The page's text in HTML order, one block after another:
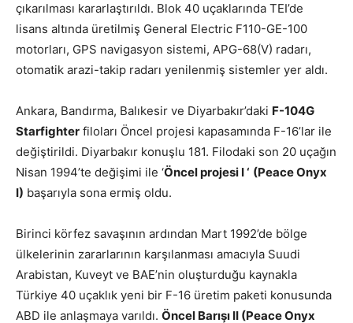
çıkarılması kararlaştırıldı. Blok 40 uçaklarında TEI’de
lisans altında üretilmiş General Electric F110-GE-100
motorları, GPS navigasyon sistemi, APG-68(V) radarı,
otomatik arazi-takip radarı yenilenmiş sistemler yer aldı.
Ankara, Bandırma, Balıkesir ve Diyarbakır’daki F-104G
Starfighter filoları Öncel projesi kapasamında F-16’lar ile
değiştirildi. Diyarbakır konuşlu 181. Filodaki son 20 uçağın
Nisan 1994’te değişimi ile ‘Öncel projesi I ‘ (Peace Onyx
I) başarıyla sona ermiş oldu.
Birinci körfez savaşının ardından Mart 1992’de bölge
ülkelerinin zararlarının karşılanması amacıyla Suudi
Arabistan, Kuveyt ve BAE’nin oluşturduğu kaynakla
Türkiye 40 uçaklık yeni bir F-16 üretim paketi konusunda
ABD ile anlaşmaya varıldı. Öncel Barışı II (Peace Onyx